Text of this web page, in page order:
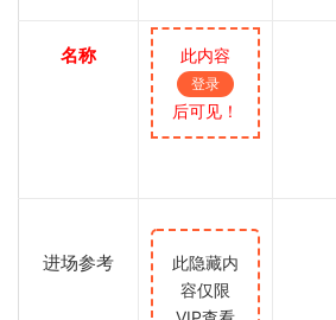
名称 此内容
登录
后可见！
进场参考
此隐藏内
容仅限